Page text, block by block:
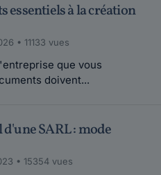
essentiels à la création
• 11133 vues
que vous
doivent...
SARL : mode
• 15354 vues